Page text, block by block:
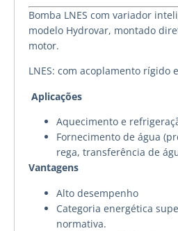
Bomba LNES com variador
modelo Hydrovar, montado
motor.
LNES: com acoplamento rígido
Aplicações
Aquecimento e
Fornecimento de água
rega, transferência de
Vantagens
Alto desempenho
Categoria energética
normativa.